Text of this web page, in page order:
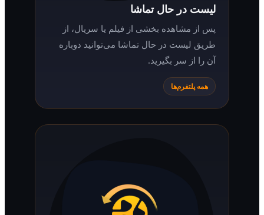
لیست در حال تماشا
پس از مشاهده بخشی از فیلم یا سریال، از
طریق لیست در حال تماشا می‌توانید دوباره
آن را از سر بگیرید.
همه پلتفرم‌ها